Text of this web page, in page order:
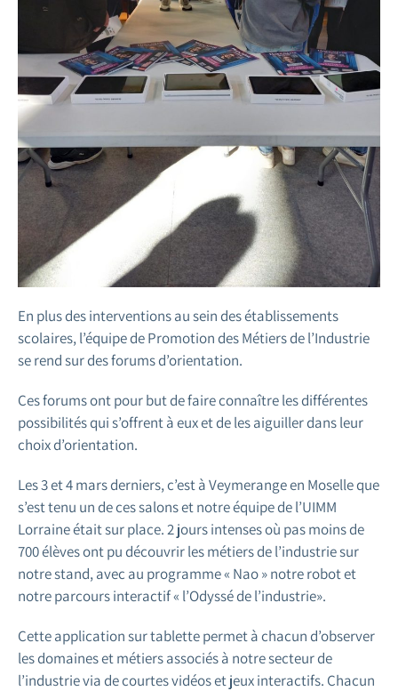
En plus des interventions au sein des établissements
scolaires, l’équipe de Promotion des Métiers de l’Industrie
se rend sur des forums d’orientation.
Ces forums ont pour but de faire connaître les différentes
possibilités qui s’offrent à eux et de les aiguiller dans leur
choix d’orientation.
Les 3 et 4 mars derniers, c’est à Veymerange en Moselle que
s’est tenu un de ces salons et notre équipe de l’UIMM
Lorraine était sur place. 2 jours intenses où pas moins de
700 élèves ont pu découvrir les métiers de l’industrie sur
notre stand, avec au programme « Nao » notre robot et
notre parcours interactif « l’Odyssé de l’industrie».
Cette application sur tablette permet à chacun d’observer
les domaines et métiers associés à notre secteur de
l’industrie via de courtes vidéos et jeux interactifs. Chacun